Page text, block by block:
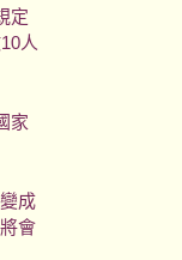
定
人
家
成
會